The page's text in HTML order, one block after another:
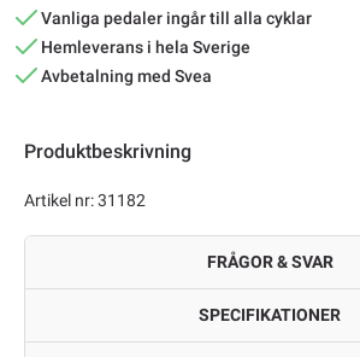
Vanliga pedaler ingår till alla cyklar
Hemleverans i hela Sverige
Avbetalning med Svea
Produktbeskrivning
Artikel nr: 31182
FRÅGOR & SVAR
SPECIFIKATIONER